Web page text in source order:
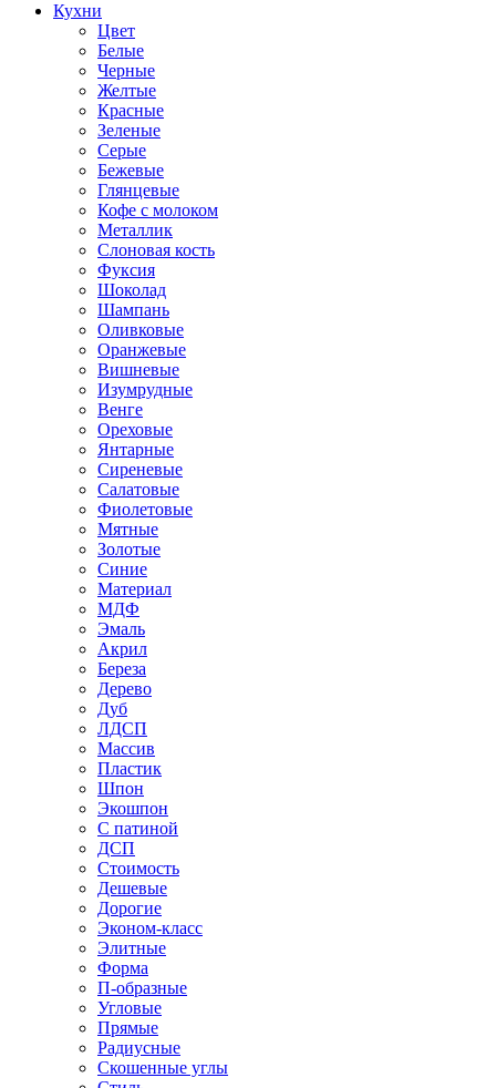
Кухни
Цвет
Белые
Черные
Желтые
Красные
Зеленые
Серые
Бежевые
Глянцевые
Кофе с молоком
Металлик
Слоновая кость
Фуксия
Шоколад
Шампань
Оливковые
Оранжевые
Вишневые
Изумрудные
Венге
Ореховые
Янтарные
Сиреневые
Салатовые
Фиолетовые
Мятные
Золотые
Синие
Материал
МДФ
Эмаль
Акрил
Береза
Дерево
Дуб
ЛДСП
Массив
Пластик
Шпон
Экошпон
С патиной
ДСП
Стоимость
Дешевые
Дорогие
Эконом-класс
Элитные
Форма
П-образные
Угловые
Прямые
Радиусные
Скошенные углы